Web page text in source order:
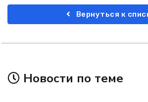
Вернуться к
Новости по теме